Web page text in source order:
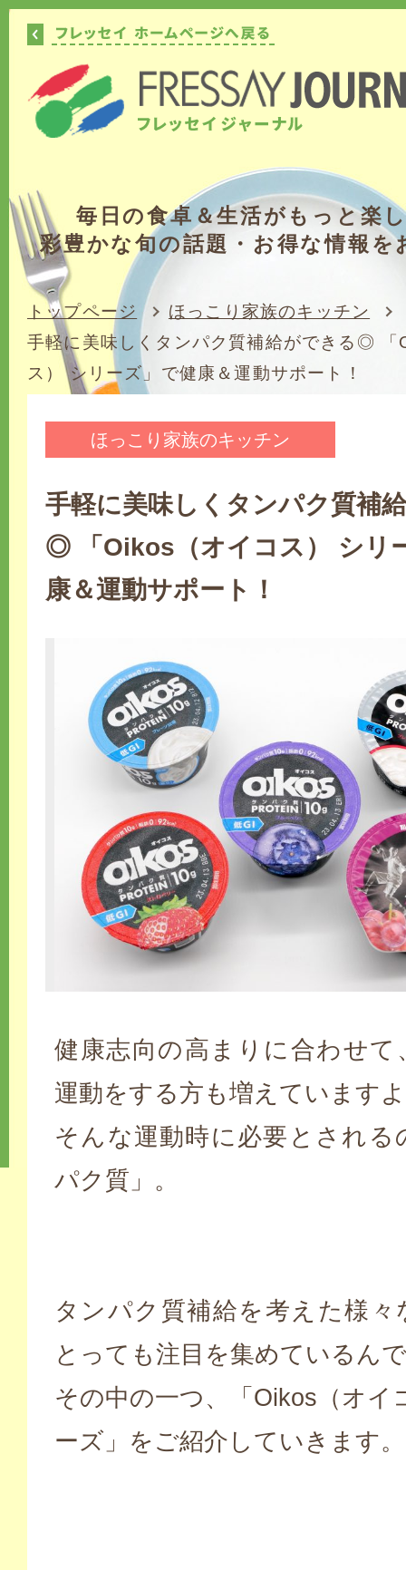
毎日の食卓＆生活がもっと楽
彩豊かな旬の話題・お得な情報を
トップページ
ほっこり家族のキッチン
手軽に美味しくタンパク質補給ができる◎ 「
ス） シリーズ」で健康＆運動サポート！
ほっこり家族のキッチン
手軽に美味しくタンパク質補
◎ 「Oikos（オイコス） シリ
康＆運動サポート！
健康志向の高まりに合わせて
運動をする方も増えています
そんな運動時に必要とされる
パク質」。
タンパク質補給を考えた様々
とっても注目を集めているん
その中の一つ、「Oikos（オイ
ーズ」をご紹介していきます。